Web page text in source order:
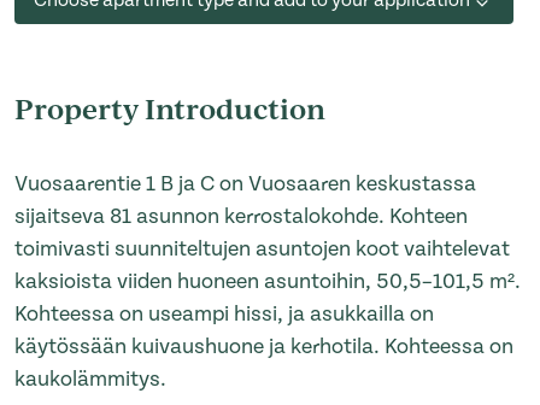
Property Introduction
Vuosaarentie 1 B ja C on Vuosaaren keskustassa
sijaitseva 81 asunnon kerrostalokohde. Kohteen
toimivasti suunniteltujen asuntojen koot vaihtelevat
kaksioista viiden huoneen asuntoihin, 50,5–101,5 m².
Kohteessa on useampi hissi, ja asukkailla on
käytössään kuivaushuone ja kerhotila. Kohteessa on
kaukolämmitys.